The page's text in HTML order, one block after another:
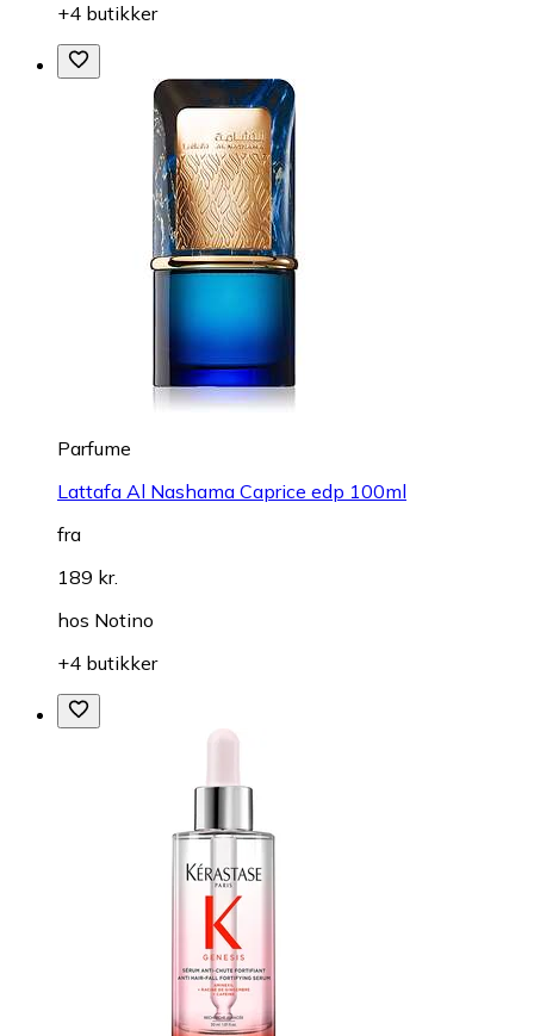
+4 butikker
Parfume
Lattafa Al Nashama Caprice edp 100ml
fra
189 kr.
hos Notino
+4 butikker